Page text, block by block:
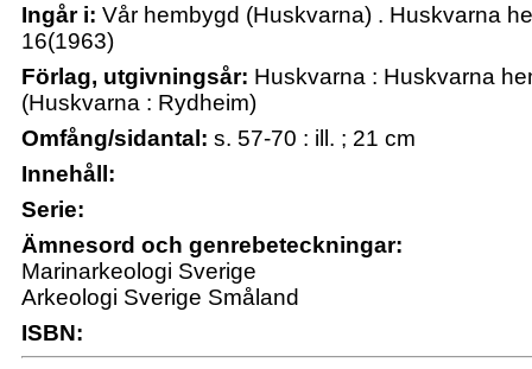
Ingår i: Vår hembygd (Huskvarna) . Huskvarna
16(1963)
Förlag, utgivningsår: Huskvarna : Huskvarna
(Huskvarna : Rydheim)
Omfång/sidantal: s. 57-70 : ill. ; 21 cm
Innehåll:
Serie:
Ämnesord och genrebeteckningar:
Marinarkeologi Sverige
Arkeologi Sverige Småland
ISBN: